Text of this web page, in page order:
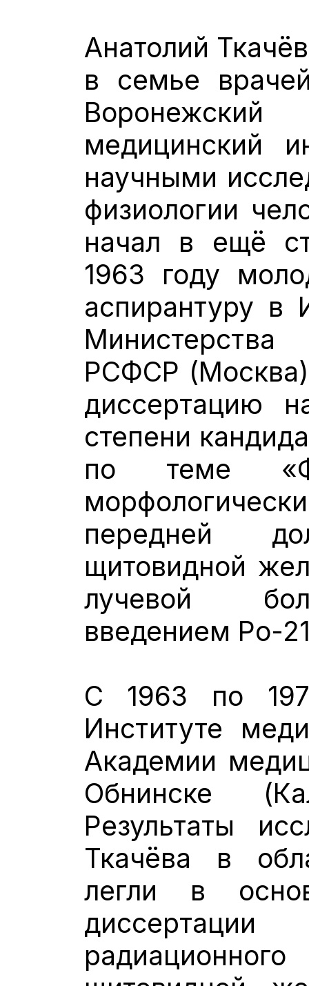
Анатолий
в семье
Воронежский
медицинский
научными
физиологии
начал в ещё
1963 году
аспирантуру в
РСФСР
диссертацию
степени
по теме
передней
щитовидной
лучевой
введением Po-
С 1963 по
Институте
Академии
Обнинске
Результаты
Ткачёва в
легли в